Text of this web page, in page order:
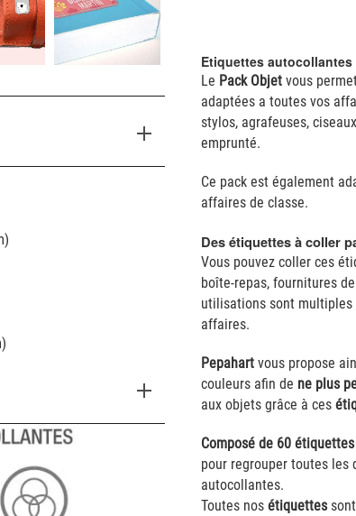
Etiquettes
Le Pack Objet vous
adaptées a toutes vos
stylos, agrafeuses,
emprunté.
Ce pack est également
affaires de classe.
Des étiquettes à coller
Vous pouvez coller ces
boîte-repas, fournitures
utilisations sont
affaires.
Pepahart vous propose
couleurs afin de ne plus
aux objets grâce à ces
Composé de 60
pour regrouper toutes les
autocollantes.
Toutes nos étiquettes